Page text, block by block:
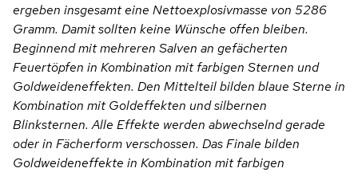
ergeben insgesamt eine Nettoexplosivmasse von 5286
Gramm. Damit sollten keine Wünsche offen bleiben.
Beginnend mit mehreren Salven an gefächerten
Feuertöpfen in Kombination mit farbigen Sternen und
Goldweideneffekten. Den Mittelteil bilden blaue Sterne in
Kombination mit Goldeffekten und silbernen
Blinksternen. Alle Effekte werden abwechselnd gerade
oder in Fächerform verschossen. Das Finale bilden
Goldweideneffekte in Kombination mit farbigen